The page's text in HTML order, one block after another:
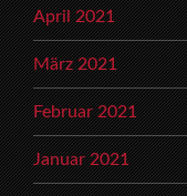
April 2021
März 2021
Februar 2021
Januar 2021